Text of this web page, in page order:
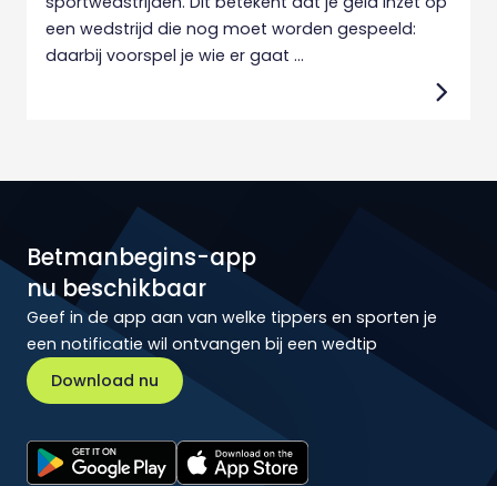
een wedstrijd die nog moet worden gespeeld:
daarbij voorspel je wie er gaat ...
Betmanbegins-app
nu beschikbaar
Geef in de app aan van welke tippers en sporten je
een notificatie wil ontvangen bij een wedtip
Download nu